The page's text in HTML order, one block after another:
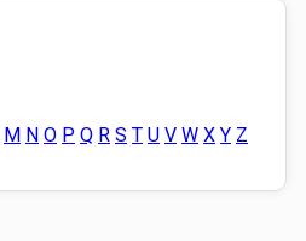
M N O P Q R S T U V W X Y Z